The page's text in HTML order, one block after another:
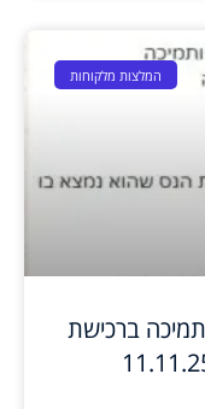
המלצות מלקוחות
ברכישת